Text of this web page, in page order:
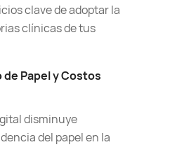
clave de adoptar la
clínicas de tus
Papel y Costos
disminuye
del papel en la